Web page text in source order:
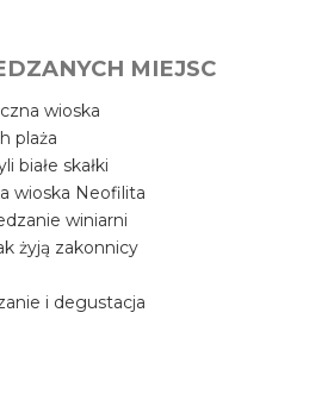
MIEJSC
wioska
plaża
białe skałki
wioska Neofilita
winiarni
żyją zakonnicy
i degustacja